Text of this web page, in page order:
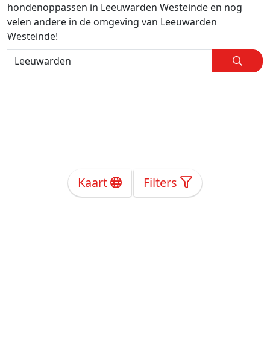
hondenoppassen in Leeuwarden Westeinde en nog
velen andere in de omgeving van Leeuwarden
Westeinde!
Kaart Filters